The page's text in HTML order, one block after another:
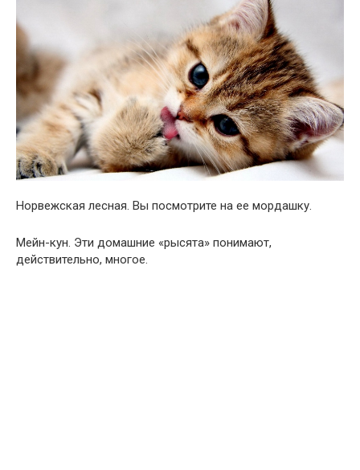
Норвежская лесная. Вы посмотрите на ее мордашку.
Мейн-кун. Эти домашние «рысята» понимают,
действительно, многое.